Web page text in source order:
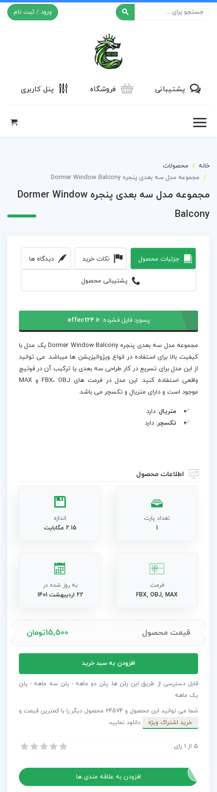
ورود / ثبت نام
پشتیبانی فروشگاه پنل کاربری
خانه
محصولات
مجموعه مدل سه بعدی پنجره Dormer Window Balcony
مجموعه مدل سه بعدی پنجره Dormer Window
Balcony
جزئیات محصول نکات خرید دیدگاه ها
پشتیبانی محصول
پسورد فایل فشرده:effect24.ir
مجموعه مدل سه بعدی پنجره Dormer Window Balcony یک مدل با
کیفیت بالا برای استفاده در انواع ویژوالیزیشن ها میباشد. می توانید
از این مدل برای تسریع در کار طراحی سه بعدی یا ترکیب آن در فوتیج
واقعی استفاده کنید. این مدل در فرمت های FBX، OBJ و MAX
موجود است و دارای متریال و تکسچر می باشد.
متریال: دارد
تکسچر: دارد
اطلاعات محصول
تعداد پارت
1
اندازه
2.15 مگابایت
فرمت
FBX, OBJ, MAX
به روز شده در
22 اردیبهشت 1401
قیمت محصول 15,500تومان
سه
بعدی
Dormer
Window
عدد
افزودن به سبد خرید
قابل دسترسی از طریق این پلن ها: پلن دو ماهه - پلن سه ماهه - پلن
یک ماهه
شما می توانید این محصول و 24574 محصول دیگر را با کمترین قیمت و
خرید اشتراک ویژه
دانلود نمایید.
مجموعه مدل سه بعدی پنجره Dormer Window Balcony
5 از 1 رای
افزودن به علاقه مندی ها